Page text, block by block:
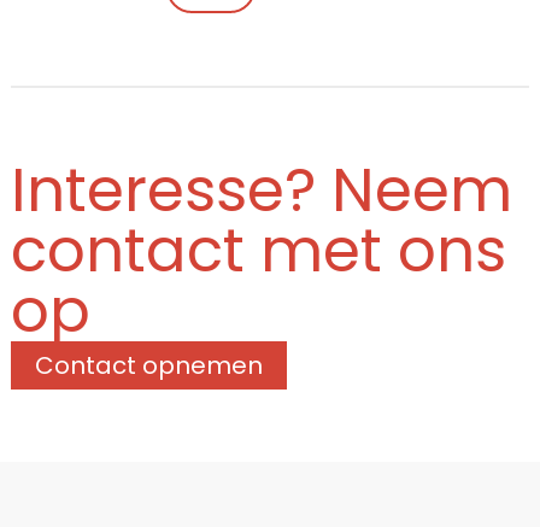
Interesse? Neem
contact met ons
op
Contact opnemen